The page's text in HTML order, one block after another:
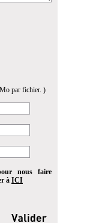
par fichier. )
nous faire
à ICI